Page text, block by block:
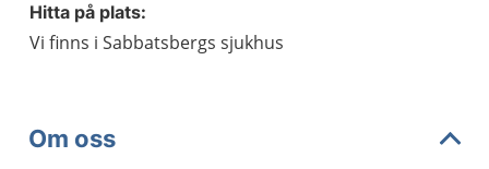
Hitta på plats:
Vi finns i Sabbatsbergs sjukhus
Om oss